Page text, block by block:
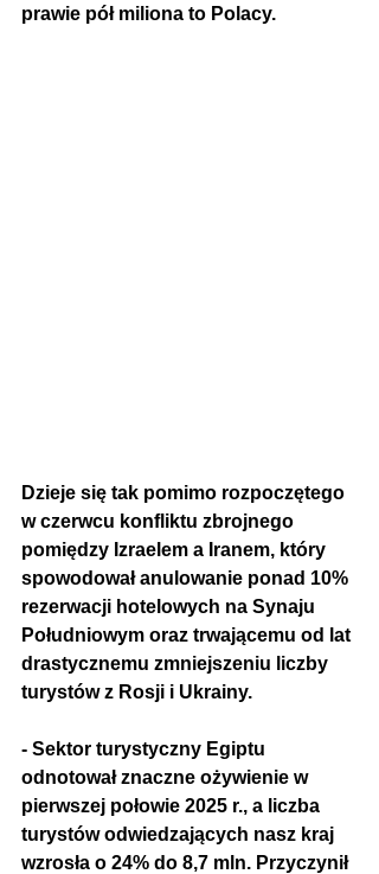
prawie pół miliona to Polacy.
Dzieje się tak pomimo rozpoczętego
w czerwcu konfliktu zbrojnego
pomiędzy Izraelem a Iranem, który
spowodował anulowanie ponad 10%
rezerwacji hotelowych na Synaju
Południowym oraz trwającemu od lat
drastycznemu zmniejszeniu liczby
turystów z Rosji i Ukrainy.
- Sektor turystyczny Egiptu
odnotował znaczne ożywienie w
pierwszej połowie 2025 r., a liczba
turystów odwiedzających nasz kraj
wzrosła o 24% do 8,7 mln. Przyczynił